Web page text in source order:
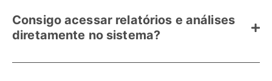
Consigo acessar relatórios e análises
diretamente no sistema?